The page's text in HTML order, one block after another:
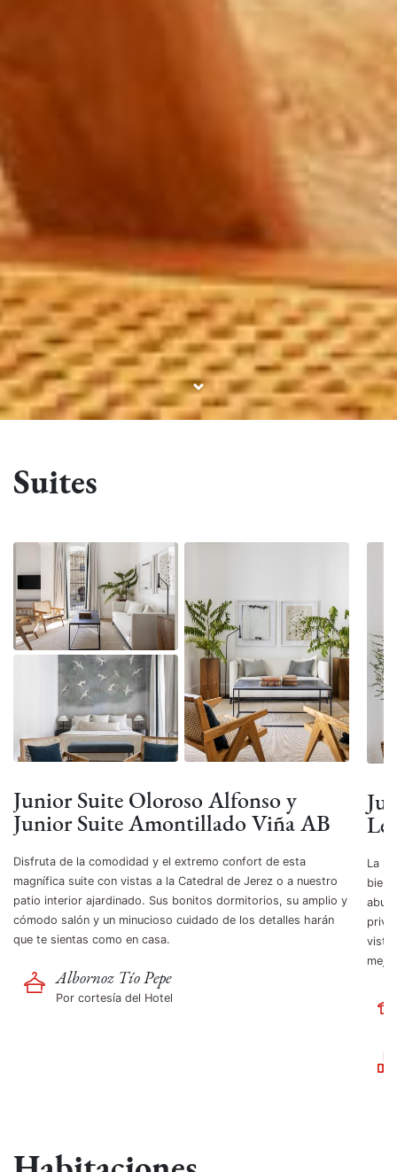
Suites
Junior Suite Oloroso Alfonso y
Junior Suite Amontillado Viña AB
Disfruta de la comodidad y el extremo confort de esta
magnífica suite con vistas a la Catedral de Jerez o a nuestro
patio interior ajardinado. Sus bonitos dormitorios, su amplio y
cómodo salón y un minucioso cuidado de los detalles harán
que te sientas como en casa.
Albornoz Tío Pepe
Por cortesía del Hotel
La